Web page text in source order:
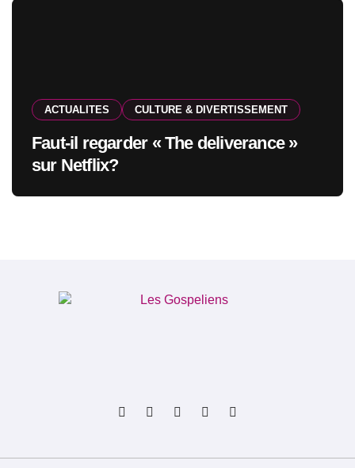
ACTUALITES CULTURE & DIVERTISSEMENT
Faut-il regarder « The deliverance »
sur Netflix?